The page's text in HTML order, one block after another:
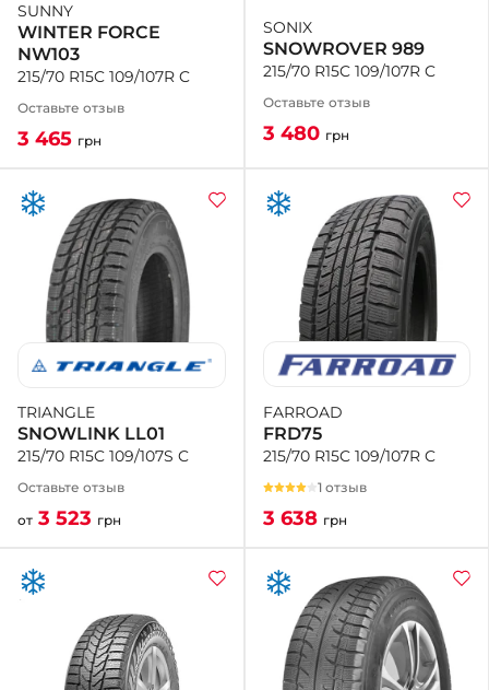
SUNNY
WINTER FORCE
NW103
215/70 R15C 109/107R C
Оставьте отзыв
3 465 грн
SONIX
SNOWROVER 989
215/70 R15C 109/107R C
Оставьте отзыв
3 480 грн
TRIANGLE
SNOWLINK LL01
215/70 R15C 109/107S C
Оставьте отзыв
от 3 523 грн
FARROAD
FRD75
215/70 R15C 109/107R C
1 отзыв
3 638 грн